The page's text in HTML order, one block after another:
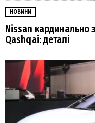
НОВИНИ
Nissan кардинально
Qashqai: деталі